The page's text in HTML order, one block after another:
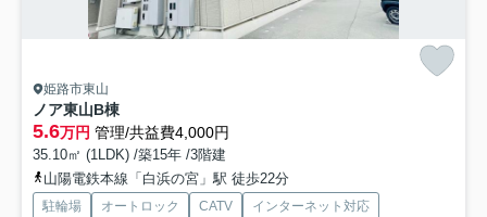
姫路市東山
ノア東山B棟
5.6万円 管理/共益費4,000円
35.10㎡ (1LDK) /築15年 /3階建
山陽電鉄本線「白浜の宮」駅 徒歩22分
駐輪場 オートロック CATV
インターネット対応